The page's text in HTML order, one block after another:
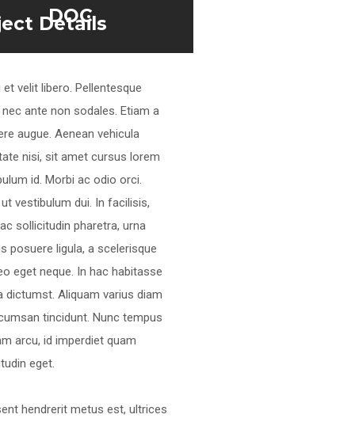
Details
DOC
et velit libero. Pellentesque
ante non sodales. Etiam a
augue. Aenean vehicula
nisi, sit amet cursus lorem
id. Morbi ac odio orci.
vestibulum dui. In facilisis,
sollicitudin pharetra, urna
posuere ligula, a scelerisque
eget neque. In hac habitasse
dictumst. Aliquam varius diam
tincidunt. Nunc tempus
arcu, id imperdiet quam
eget.
hendrerit metus est, ultrices